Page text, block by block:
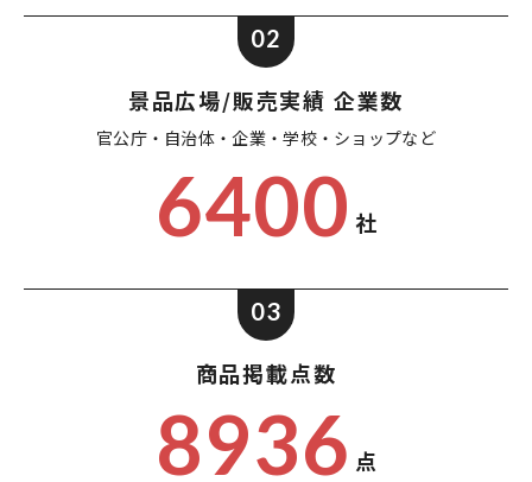
02
景品広場/販売実績 企業数
官公庁・自治体・企業・学校・ショップなど
6400 社
03
商品掲載点数
8936 点